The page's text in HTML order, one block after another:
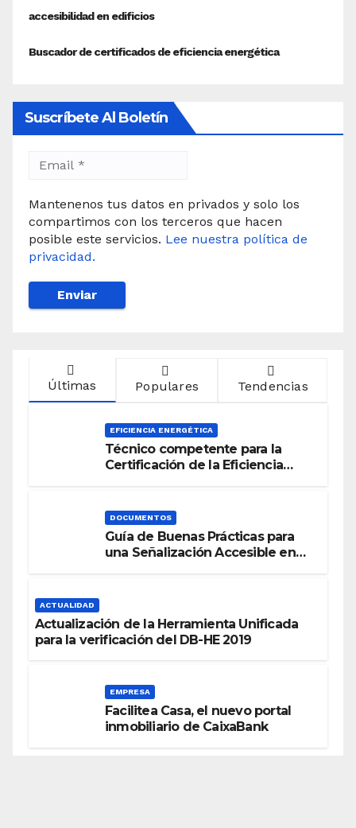
Suscríbete Al Boletín
Mantenenos tus datos en privados y solo los
compartimos con los terceros que hacen
posible este servicios. Lee nuestra política de
privacidad.
Últimas Populares Tendencias
EFICIENCIA ENERGÉTICA
Técnico competente para la
Certificación de la Eficiencia
DOCUMENTOS
Guía de Buenas Prácticas para
una Señalización Accesible en
ACTUALIDAD
Actualización de la Herramienta Unificada
para la verificación del DB-HE 2019
EMPRESA
Facilitea Casa, el nuevo portal
inmobiliario de CaixaBank